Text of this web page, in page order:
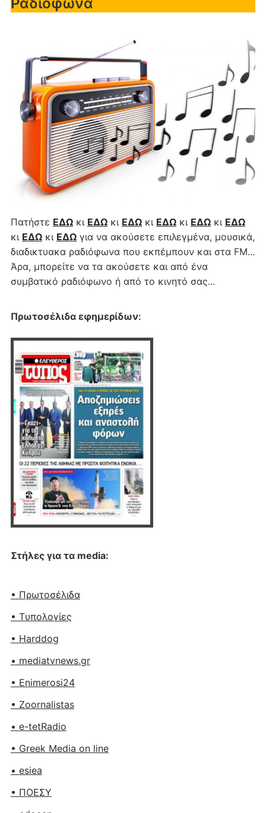
Πατήστε ΕΔΩκι ΕΔΩκι ΕΔΩκι ΕΔΩκι ΕΔΩκι ΕΔΩ
κι ΕΔΩκι ΕΔΩγια να ακούσετε επιλεγμένα, μουσικά,
διαδικτυακα ραδιόφωνα που εκπέμπουν και στα FM...
Άρα, μπορείτε να τα ακούσετε και από ένα
συμβατικό ραδιόφωνο ή από το κινητό σας...
Πρωτοσέλιδα εφημερίδων:
Στήλες για τα media:
• Πρωτοσέλιδα
• Tυπολογίες
• Harddog
• mediatvnews.gr
• Enimerosi24
• Zoornalistas
• e-tetRadio
• Greek Media on line
• esiea
• ΠΟΕΣΥ